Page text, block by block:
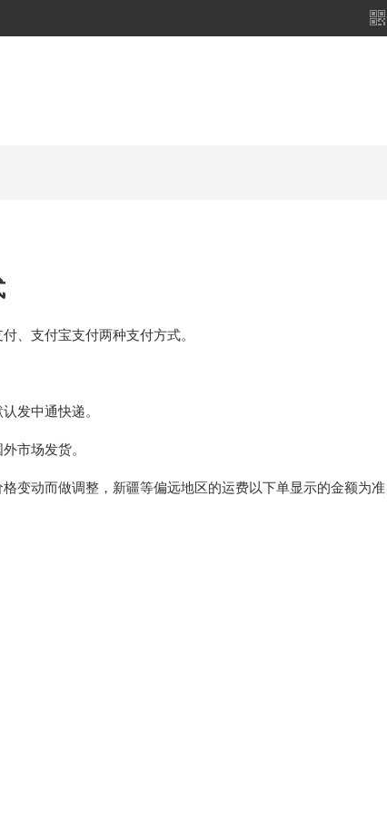
、支付宝支付两种支付方式。
发中通快递。
市场发货。
格变动而做调整，新疆等偏远地区的运费以下单显示的金额为准